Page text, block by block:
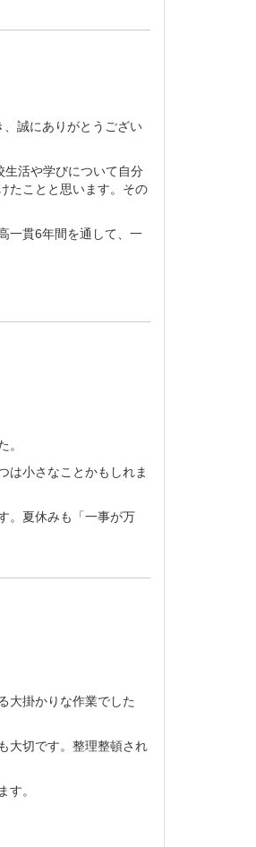
誠にありがとうござい
活や学びについて自分
たことと思います。その
一貫6年間を通して、一
。
は小さなことかもしれま
。夏休みも「一事が万
大掛かりな作業でした
大切です。整理整頓され
す。